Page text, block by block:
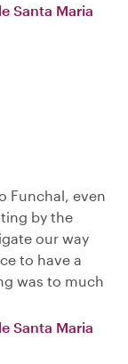
Santa Maria
Funchal, even
by the
our way
to have a
was to much
Santa Maria